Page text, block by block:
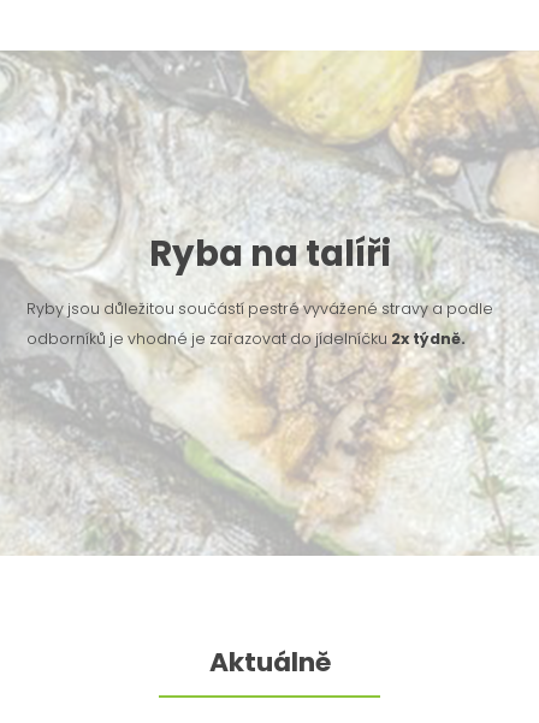
Ryba na talíři
Ryby jsou důležitou součástí pestré vyvážené stravy a podle
odborníků je vhodné je zařazovat do jídelníčku 2x týdně.
Aktuálně